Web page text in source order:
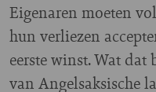
Eigenaren moeten
hun verliezen
eerste winst. Wat
van Angelsaksische